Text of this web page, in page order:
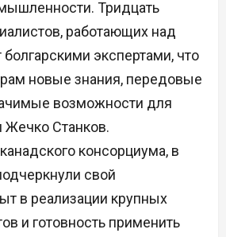
Тридцать
работающих над
болгарскими экспертами, что
новые знания, передовые
возможности для
Жечко Станков.
консорциума, в
свой
в реализации крупных
и готовность применить